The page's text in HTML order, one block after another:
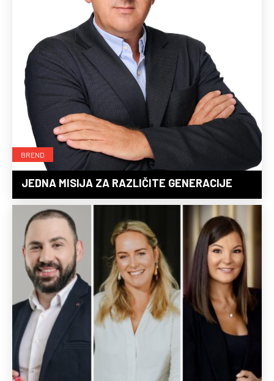
BREND
JEDNA MISIJA ZA RAZLIČITE GENERACIJE